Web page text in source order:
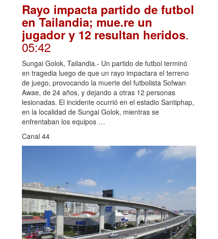
Rayo impacta partido de futbol
en Tailandia; mue.re un
jugador y 12 resultan heridos.
05:42
Sungai Golok, Tailandia.- Un partido de futbol terminó
en tragedia luego de que un rayo impactara el terreno
de juego, provocando la muerte del futbolista Sofwan
Awae, de 24 años, y dejando a otras 12 personas
lesionadas. El incidente ocurrió en el estadio Santiphap,
en la localidad de Sungai Golok, mientras se
enfrentaban los equipos …
Canal 44